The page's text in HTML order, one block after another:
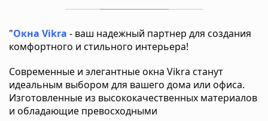
"Окна Vikra - ваш надежный партнер для создания
комфортного и стильного интерьера!
Современные и элегантные окна Vikra станут
идеальным выбором для вашего дома или офиса.
Изготовленные из высококачественных материалов
и обладающие превосходными